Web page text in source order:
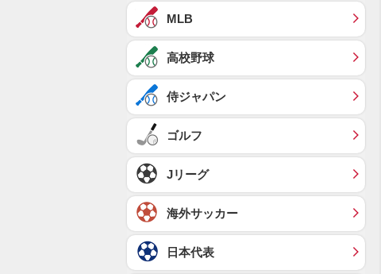
MLB
高校野球
侍ジャパン
ゴルフ
Jリーグ
海外サッカー
日本代表